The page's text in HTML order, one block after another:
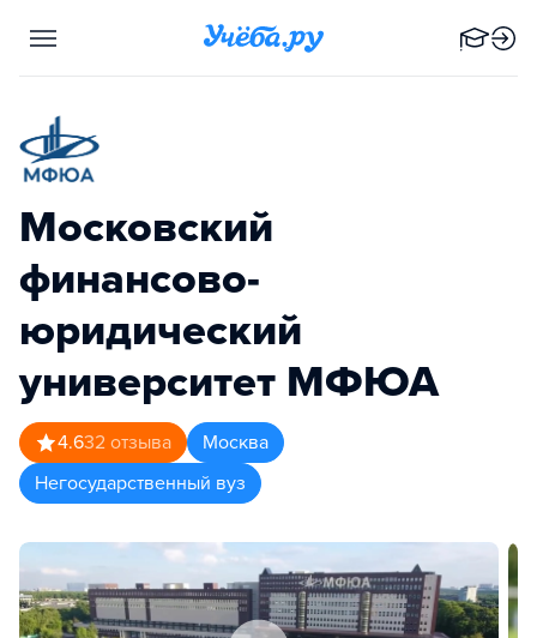
Московский
финансово-
юридический
университет МФЮА
4.632 отзыва
Москва
Негосударственный вуз